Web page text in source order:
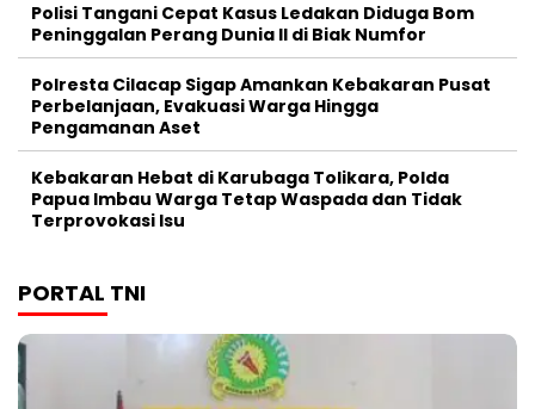
Polisi Tangani Cepat Kasus Ledakan Diduga Bom
Peninggalan Perang Dunia II di Biak Numfor
Polresta Cilacap Sigap Amankan Kebakaran Pusat
Perbelanjaan, Evakuasi Warga Hingga
Pengamanan Aset
Kebakaran Hebat di Karubaga Tolikara, Polda
Papua Imbau Warga Tetap Waspada dan Tidak
Terprovokasi Isu
PORTAL TNI